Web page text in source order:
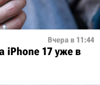
Вчера в 11:44
iPhone 17 уже в